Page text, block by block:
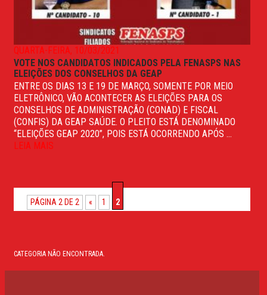
QUARTA-FEIRA, 10/03/2021
VOTE NOS CANDIDATOS INDICADOS PELA FENASPS NAS
ELEIÇÕES DOS CONSELHOS DA GEAP
ENTRE OS DIAS 13 E 19 DE MARÇO, SOMENTE POR MEIO
ELETRÔNICO, VÃO ACONTECER AS ELEIÇÕES PARA OS
CONSELHOS DE ADMINISTRAÇÃO (CONAD) E FISCAL
(CONFIS) DA GEAP SAÚDE. O PLEITO ESTÁ DENOMINADO
“ELEIÇÕES GEAP 2020”, POIS ESTÁ OCORRENDO APÓS ...
LEIA MAIS
PÁGINA 2 DE 2 « 1 2
CATEGORIA NÃO ENCONTRADA.